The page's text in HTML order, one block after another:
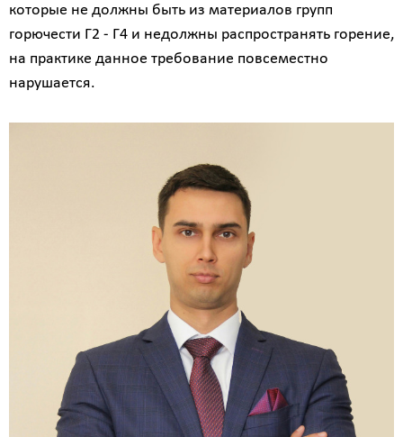
которые не должны быть из материалов групп
горючести Г2 - Г4 и недолжны распространять горение,
на практике данное требование повсеместно
нарушается.